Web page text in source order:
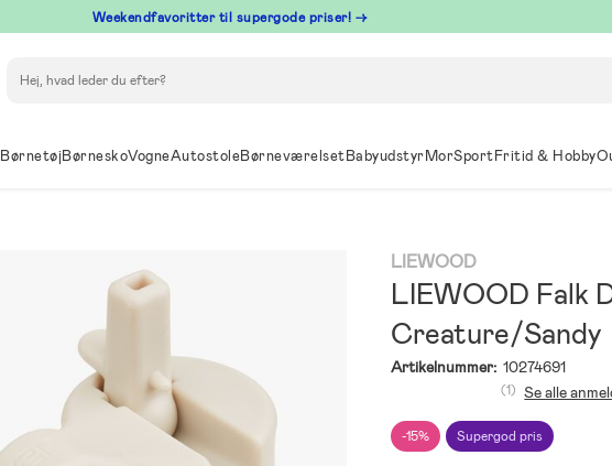
⁠ Weekendfavoritter til supergode priser! →
BørnetøjBørneskoVogneAutostoleBørneværelsetBabyudstyrMorSportFritid & Hobby
LIEWOOD
LIEWOOD Falk
Creature/Sandy
Artikelnummer: 10274691
-15% Supergod pris
(1) Se alle